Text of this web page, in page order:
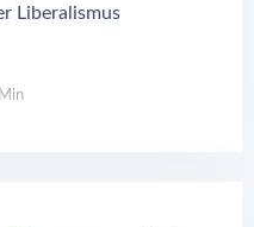
Liberalismus